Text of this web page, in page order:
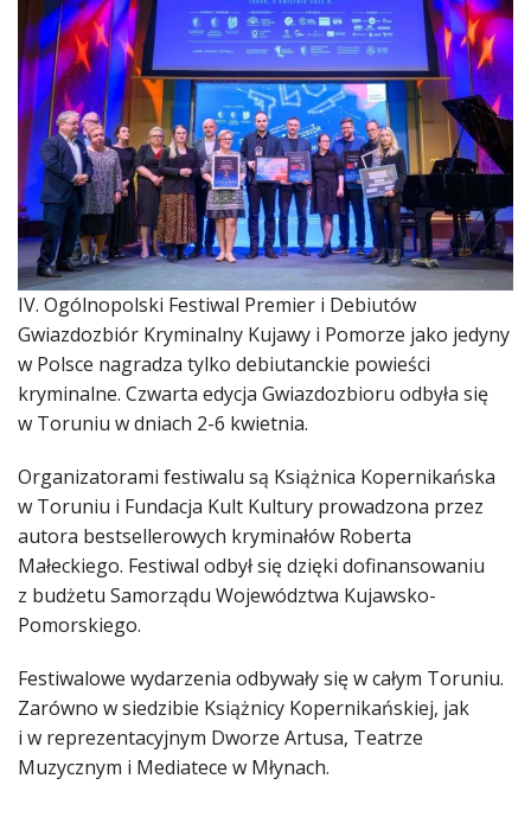
PATRONATY
WYWIADY
RECENZJE
DO CZYTANIA
NA EKRANIE
KONTAKT
IV. Ogólnopolski Festiwal Premier i Debiutów
Gwiazdozbiór Kryminalny Kujawy i Pomorze jako jedyny
w Polsce nagradza tylko debiutanckie powieści
kryminalne. Czwarta edycja Gwiazdozbioru odbyła się
w Toruniu w dniach 2-6 kwietnia.
Organizatorami festiwalu są Książnica Kopernikańska
w Toruniu i Fundacja Kult Kultury prowadzona przez
autora bestsellerowych kryminałów Roberta
Małeckiego. Festiwal odbył się dzięki dofinansowaniu
z budżetu Samorządu Województwa Kujawsko-
Pomorskiego.
Festiwalowe wydarzenia odbywały się w całym Toruniu.
Zarówno w siedzibie Książnicy Kopernikańskiej, jak
i w reprezentacyjnym Dworze Artusa, Teatrze
Muzycznym i Mediatece w Młynach.